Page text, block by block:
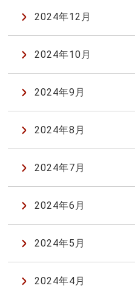
2024年12月
2024年10月
2024年9月
2024年8月
2024年7月
2024年6月
2024年5月
2024年4月